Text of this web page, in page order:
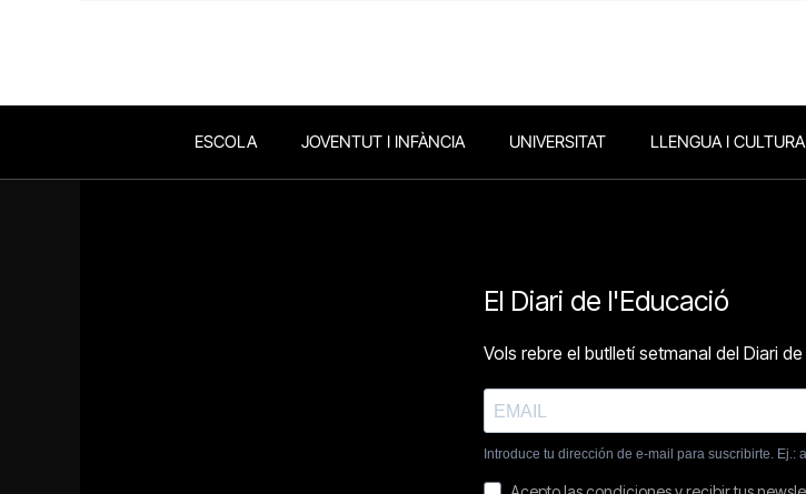
ESCOLA JOVENTUT I INFÀNCIA UNIVERSITAT LLENGUA I CULTURA